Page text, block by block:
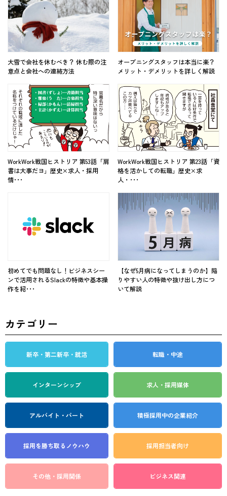
大雪で会社を休むべき？ 休む際の注
意点と会社への連絡方法
オープニングスタッフは本当に楽？
メリット・デメリットを詳しく解説
WorkWork戦国ヒストリア 第53話「肩
書は大事だヨ」歴史×求人・採用
情･･･
WorkWork戦国ヒストリア 第23話「資
格を活かしての転職」歴史×求
人・･･･
初めてでも問題なし！ビジネスシー
ンで活用されるSlackの特徴や基本操
作を紹･･･
【なぜ5月病になってしまうのか】陥
りやすい人の特徴や抜け出し方につ
いて解説
カテゴリー
新卒・第二新卒・就活 転職・中途
インターンシップ 求人・採用媒体
アルバイト・パート 積極採用中の企業紹介
採用を勝ち取る ノウハウ 採用担当者向け
その他・採用関係 ビジネス関連